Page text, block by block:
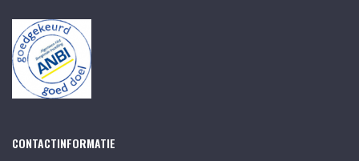
CONTACTINFORMATIE